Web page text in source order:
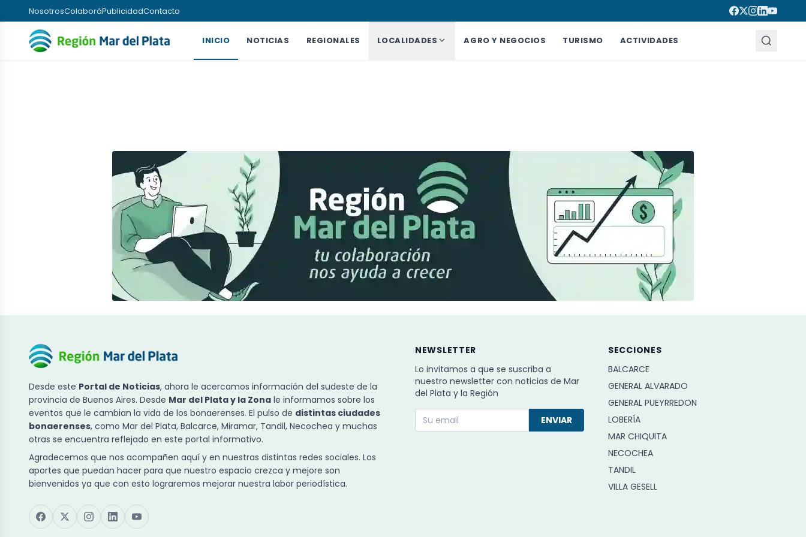
NosotrosColaboráPublicidadContacto
INICIO NOTICIAS REGIONALES LOCALIDADES AGRO Y NEGOCIOS TURISMO ACTIVIDADES
Desde este Portal de Noticias, ahora le acercamos información del sudeste de la
provincia de Buenos Aires. Desde Mar del Plata y la Zona le informamos sobre los
eventos que le cambian la vida de los bonaerenses. El pulso de distintas ciudades
bonaerenses, como Mar del Plata, Balcarce, Miramar, Tandil, Necochea y muchas
otras se encuentra reflejado en este portal informativo.
Agradecemos que nos acompañen aquí y en nuestras distintas redes sociales. Los
aportes que puedan hacer para que nuestro espacio crezca y mejore son
bienvenidos ya que con esto lograremos mejorar nuestra labor periodística.
NEWSLETTER
Lo invitamos a que se suscriba a
nuestro newsletter con noticias de Mar
del Plata y la Región
ENVIAR
SECCIONES
BALCARCE
GENERAL ALVARADO
GENERAL PUEYRREDON
LOBERÍA
MAR CHIQUITA
NECOCHEA
TANDIL
VILLA GESELL